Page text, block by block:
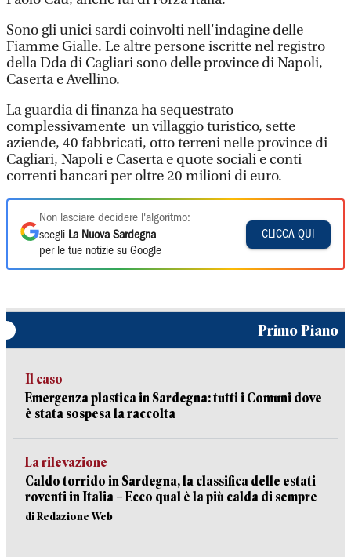
Sono gli unici sardi coinvolti nell'indagine delle
Fiamme Gialle. Le altre persone iscritte nel registro
della Dda di Cagliari sono delle province di Napoli,
Caserta e Avellino.
La guardia di finanza ha sequestrato
complessivamente un villaggio turistico, sette
aziende, 40 fabbricati, otto terreni nelle province di
Cagliari, Napoli e Caserta e quote sociali e conti
correnti bancari per oltre 20 milioni di euro.
Non lasciare decidere l'algoritmo:
scegli La Nuova Sardegna
per le tue notizie su Google
CLICCA QUI
Primo Piano
Il caso
Emergenza plastica in Sardegna: tutti i Comuni dove
è stata sospesa la raccolta
La rilevazione
Caldo torrido in Sardegna, la classifica delle estati
roventi in Italia – Ecco qual è la più calda di sempre
di Redazione Web